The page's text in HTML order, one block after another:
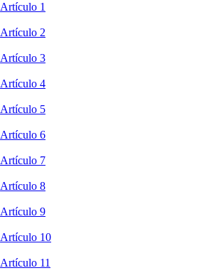
Artículo 1
Artículo 2
Artículo 3
Artículo 4
Artículo 5
Artículo 6
Artículo 7
Artículo 8
Artículo 9
Artículo 10
Artículo 11